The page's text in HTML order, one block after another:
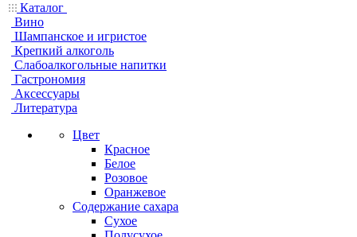
Каталог
Вино
Шампанское и игристое
Крепкий алкоголь
Слабоалкогольные напитки
Гастрономия
Аксессуары
Литература
Цвет
Красное
Белое
Розовое
Оранжевое
Содержание сахара
Сухое